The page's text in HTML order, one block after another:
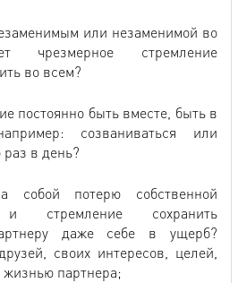
или незаменимой во
чрезмерное стремление
во всем?
постоянно быть вместе, быть в
созваниваться или
в день?
потерю собственной
и стремление сохранить
даже себе в ущерб?
своих интересов, целей,
партнера;